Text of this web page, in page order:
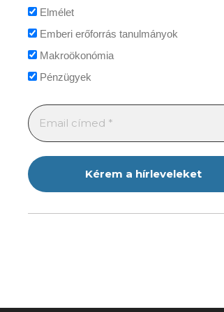
Elmélet
Emberi erőforrás tanulmányok
Makroökonómia
Pénzügyek